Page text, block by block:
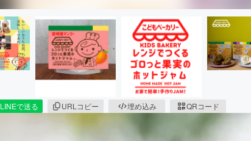
LINEで送る URLコピー 埋め込み QRコード